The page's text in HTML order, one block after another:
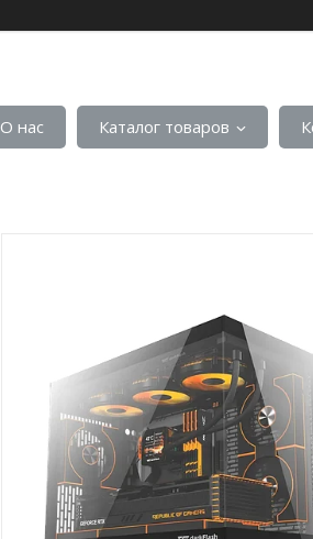
О нас Каталог товаров